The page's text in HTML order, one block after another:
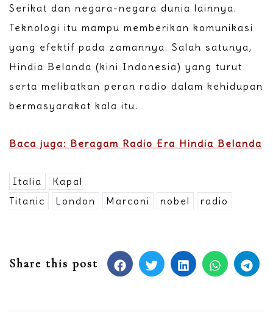
Serikat dan negara-negara dunia lainnya.
Teknologi itu mampu memberikan komunikasi
yang efektif pada zamannya. Salah satunya,
Hindia Belanda (kini Indonesia) yang turut
serta melibatkan peran radio dalam kehidupan
bermasyarakat kala itu.
Baca juga: Beragam Radio Era Hindia Belanda
Italia
Kapal
Titanic
London Marconi nobel radio
Share this post